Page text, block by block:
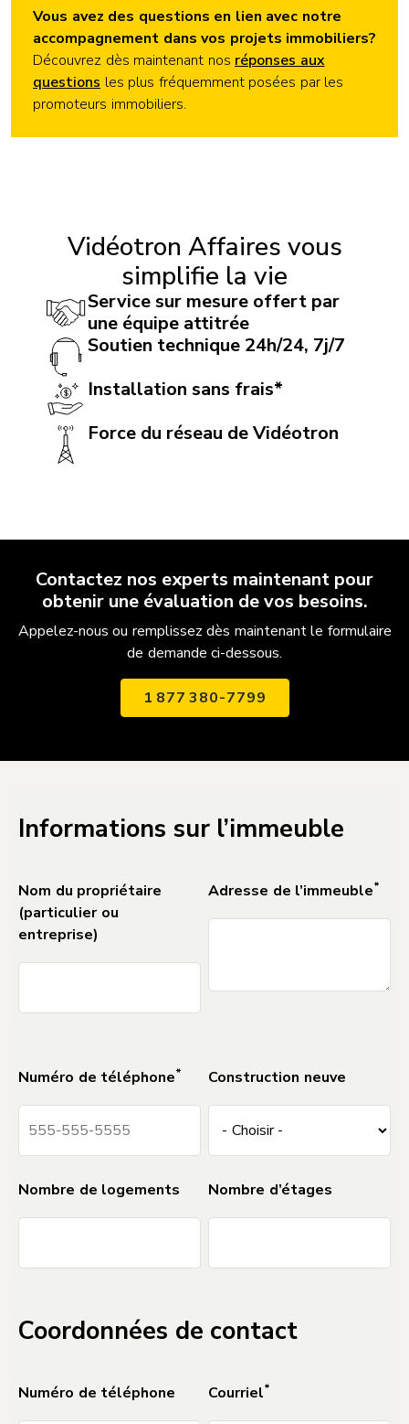
Vous avez des questions en lien avec notre
accompagnement dans vos projets immobiliers?
Découvrez dès maintenant nos réponses aux
questions les plus fréquemment posées par les
promoteurs immobiliers.
Vidéotron Affaires vous
simplifie la vie
Service sur mesure offert par
une équipe attitrée
Soutien technique 24h/24, 7j/7
Installation sans frais*
Force du réseau de Vidéotron
Contactez nos experts maintenant pour
obtenir une évaluation de vos besoins.
Appelez-nous ou remplissez dès maintenant le formulaire
de demande ci-dessous.
1 877 380-7799
Informations sur l’immeuble
Nom du propriétaire
(particulier ou
entreprise)
Adresse de l’immeuble*
Numéro de téléphone* Construction neuve
Nombre de logements Nombre d’étages
Coordonnées de contact
Numéro de téléphone Courriel*